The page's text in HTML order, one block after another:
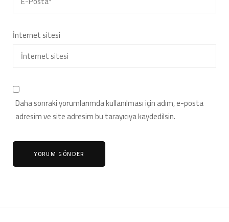
İnternet sitesi
Daha sonraki yorumlarımda kullanılması için adım, e-posta
adresim ve site adresim bu tarayıcıya kaydedilsin.